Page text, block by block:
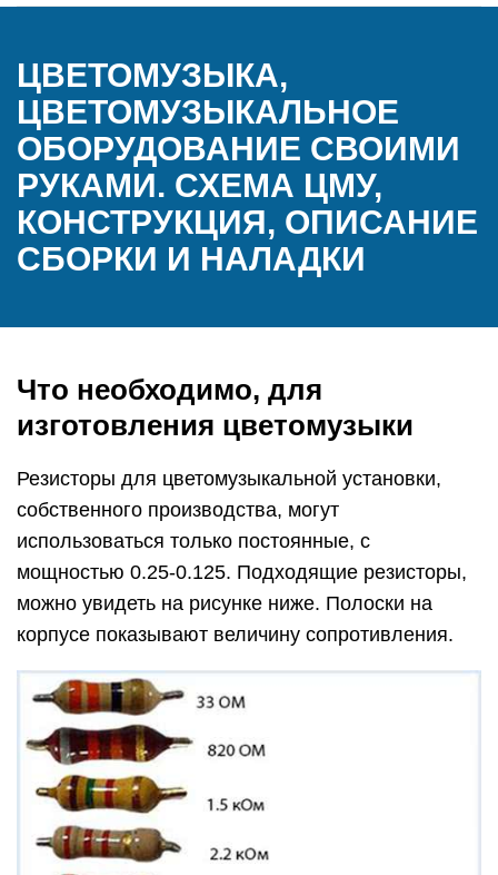
ЦВЕТОМУЗЫКА,
ЦВЕТОМУЗЫКАЛЬНОЕ
ОБОРУДОВАНИЕ СВОИМИ
РУКАМИ. СХЕМА ЦМУ,
КОНСТРУКЦИЯ, ОПИСАНИЕ
СБОРКИ И НАЛАДКИ
Что необходимо, для
изготовления цветомузыки
Резисторы для цветомузыкальной установки,
собственного производства, могут
использоваться только постоянные, с
мощностью 0.25-0.125. Подходящие резисторы,
можно увидеть на рисунке ниже. Полоски на
корпусе показывают величину сопротивления.